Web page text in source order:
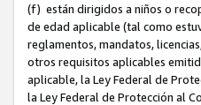
(f) están dirigidos a niños o
de edad aplicable (tal como
reglamentos, mandatos,
otros requisitos aplicables
aplicable, la Ley Federal de
la Ley Federal de Protección al